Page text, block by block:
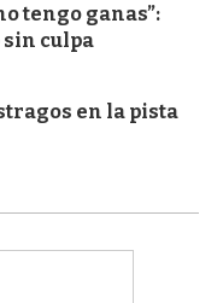
tengo ganas”:
sin culpa
en la pista